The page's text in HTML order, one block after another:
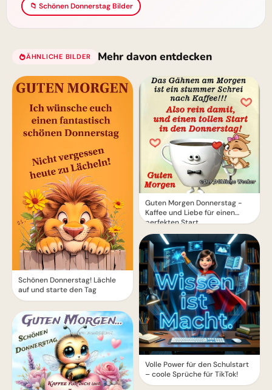
📁 Schönen Donnerstag Bilder
ÄHNLICHE BILDER Mehr davon entdecken
Schönen Donnerstag! Lächle
auf und starte den Tag
Guten Morgen Donnerstag -
Kaffee und Liebe für einen
perfekten Start
Volle Power für den Schulstart
– coole Sprüche für TikTok!